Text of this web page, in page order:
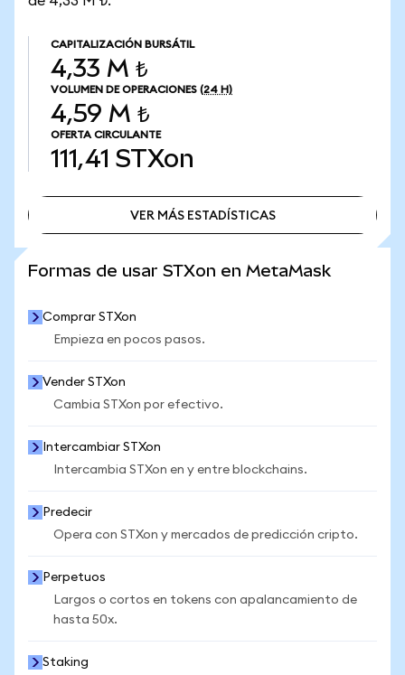
CAPITALIZACIÓN BURSÁTIL
4,33 M ₺
VOLUMEN DE OPERACIONES (24 H)
4,59 M ₺
OFERTA CIRCULANTE
111,41 STXon
VER MÁS ESTADÍSTICAS
Formas de usar STXon en MetaMask
Comprar STXon
Empieza en pocos pasos.
Vender STXon
Cambia STXon por efectivo.
Intercambiar STXon
Intercambia STXon en y entre blockchains.
Predecir
Opera con STXon y mercados de predicción cripto.
Perpetuos
Largos o cortos en tokens con apalancamiento de
hasta 50x.
Staking